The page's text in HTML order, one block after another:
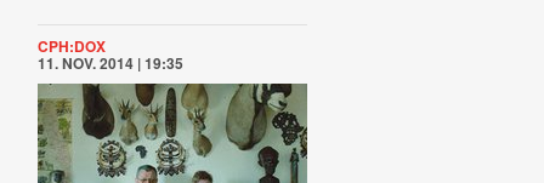
CPH:DOX
11. NOV. 2014 | 19:35